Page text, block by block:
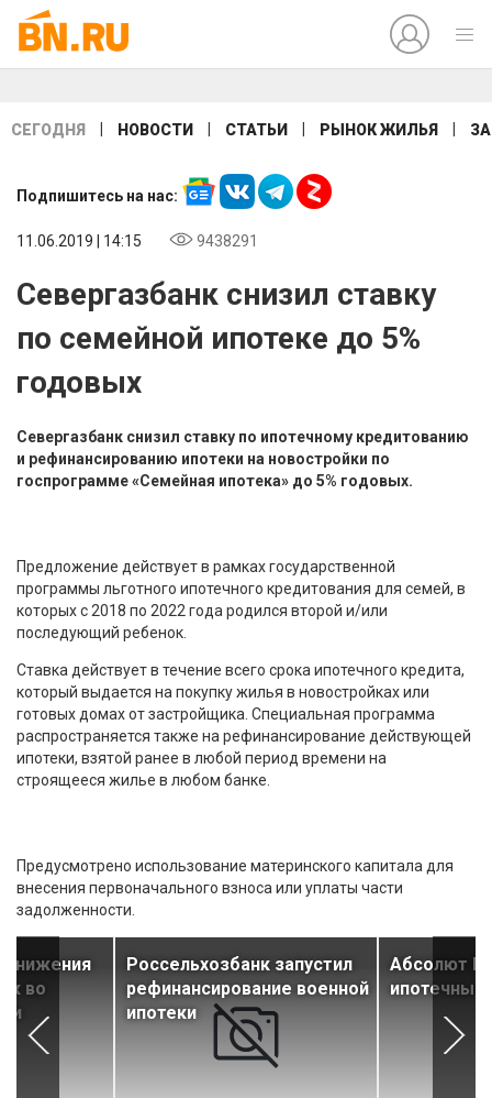
СЕГОДНЯ НОВОСТИ СТАТЬИ РЫНОК ЖИЛЬЯ
Подпишитесь на нас:
11.06.2019 | 14:15 9438291
Севергазбанк снизил ставку
по семейной ипотеке до 5%
годовых
Севергазбанк снизил ставку по ипотечному кредитованию
и рефинансированию ипотеки на новостройки по
госпрограмме «Семейная ипотека» до 5% годовых.
Предложение действует в рамках государственной
программы льготного ипотечного кредитования для семей, в
которых с 2018 по 2022 года родился второй и/или
последующий ребенок.
Ставка действует в течение всего срока ипотечного кредита,
который выдается на покупку жилья в новостройках или
готовых домах от застройщика. Специальная программа
распространяется также на рефинансирование действующей
ипотеки, взятой ранее в любой период времени на
строящееся жилье в любом банке.
Предусмотрено использование материнского капитала для
внесения первоначального взноса или уплаты части
задолженности.
во
Россельхозбанк запустил
рефинансирование военной
ипотеки
Абсолют
ипотечные